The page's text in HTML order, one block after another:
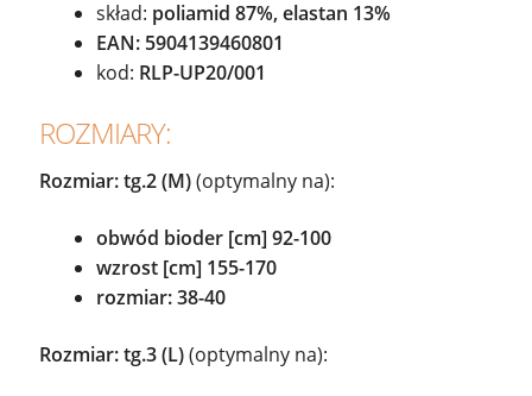
skład: poliamid 87%, elastan 13%
EAN: 5904139460801
kod: RLP-UP20/001
ROZMIARY:
Rozmiar: tg.2(M)(optymalny na):
obwód bioder [cm] 92-100
wzrost [cm] 155-170
rozmiar: 38-40
Rozmiar: tg.3 (L)(optymalny na):